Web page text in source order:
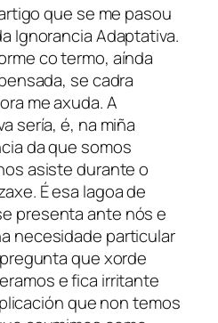
que se me pasou
Ignorancia Adaptativa.
co termo, aínda
se cadra
me axuda. A
sería, é, na miña
da que somos
asiste durante o
É esa lagoa de
presenta ante nós e
necesidade particular
que xorde
e fica irritante
que non temos